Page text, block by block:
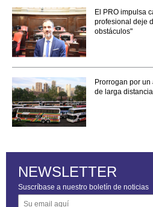
El PRO impulsa
profesional deje
obstáculos"
Prorrogan por
de larga
NEWSLETTER
Suscríbase a nuestro boletín de noticias